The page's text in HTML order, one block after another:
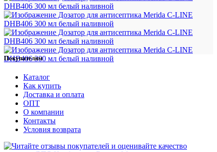
Покупателям
Каталог
Как купить
Доставка и оплата
ОПТ
О компании
Контакты
Условия возврата